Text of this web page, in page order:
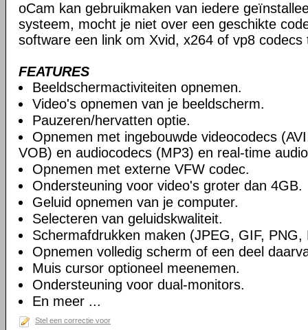
oCam kan gebruikmaken van iedere
systeem, mocht je niet over een geschikte
software een link om Xvid, x264 of vp8 codecs
FEATURES
Beeldschermactiviteiten opnemen.
Video's opnemen van je beeldscherm.
Pauzeren/hervatten optie.
Opnemen met ingebouwde videocodecs
VOB) en audiocodecs (MP3) en real-time
Opnemen met externe VFW codec.
Ondersteuning voor video's groter dan 4GB.
Geluid opnemen van je computer.
Selecteren van geluidskwaliteit.
Schermafdrukken maken (JPEG, GIF, PNG,
Opnemen volledig scherm of een deel
Muis cursor optioneel meenemen.
Ondersteuning voor dual-monitors.
En meer ...
Stel een correctie voor